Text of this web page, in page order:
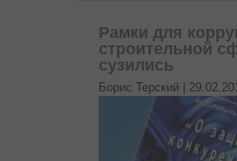
Рамки для
строительной
сузились
Борис Терский |